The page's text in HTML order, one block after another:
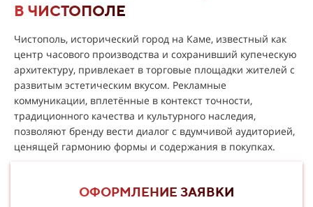
В ЧИСТОПОЛЕ
Чистополь, исторический город на Каме, известный как
центр часового производства и сохранивший купеческую
архитектуру, привлекает в торговые площадки жителей с
развитым эстетическим вкусом. Рекламные
коммуникации, вплетённые в контекст точности,
традиционного качества и культурного наследия,
позволяют бренду вести диалог с вдумчивой аудиторией,
ценящей гармонию формы и содержания в покупках.
ОФОРМЛЕНИЕ ЗАЯВКИ